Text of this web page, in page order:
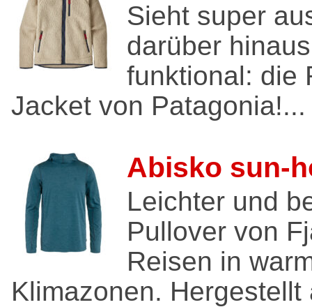
Sieht super
darüber
funktional: die
Jacket von Patagonia!...
Abisko sun-
Leichter und
Pullover von
Reisen in
Klimazonen. Hergestellt